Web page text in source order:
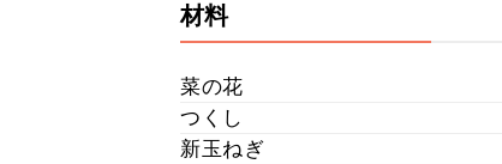
材料
菜の花
つくし
新玉ねぎ